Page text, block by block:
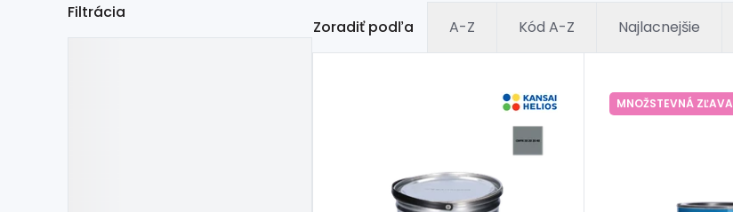
Filtrácia
Zoradiť podľa A-Z Kód A-Z Najlacnejšie
MNOŽSTEVNÁ ZĽAVA